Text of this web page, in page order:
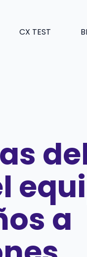
CX TEST
a